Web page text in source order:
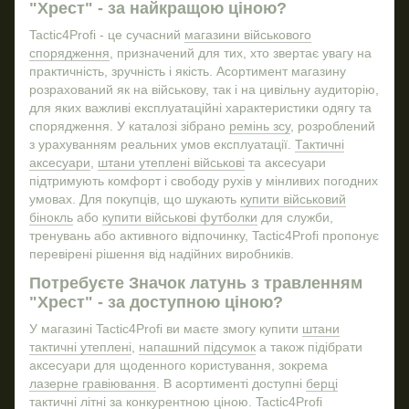
Одяг військовий купити
Купити військовий одяг
Тактичний ремінь на пояс
Куртки тактичні
Подарунки для військових
Жетон
Плитоноска
Купити рюкзак тактичний
Дощовик військовий пончо
Термокружки
Літні берці зсу купити
Бінокль
Тактичні рюкзак
Фліс кофта
Підсумками
Тактичні шорти купити
"Хрест" - за найкращою ціною?
Tactic4Profi - це сучасний магазини військового
спорядження, призначений для тих, хто звертає увагу на
практичність, зручність і якість. Асортимент магазину
розрахований як на військову, так і на цивільну аудиторію,
для яких важливі експлуатаційні характеристики одягу та
спорядження. У каталозі зібрано ремінь зсу, розроблений
з урахуванням реальних умов експлуатації. Тактичні
аксесуари, штани утеплені військові та аксесуари
підтримують комфорт і свободу рухів у мінливих погодних
умовах. Для покупців, що шукають купити військовий
бінокль або купити військові футболки для служби,
тренувань або активного відпочинку, Tactic4Profi пропонує
перевірені рішення від надійних виробників.
Потребуєте Значок латунь з травленням
"Хрест" - за доступною ціною?
У магазині Tactic4Profi ви маєте змогу купити штани
тактичні утеплені
напашний підсумок а також підібрати
аксесуари для щоденного користування, зокрема
лазерне гравіювання . В асортименті доступні берці
тактичні літні за конкурентною ціною. Tactic4Profi